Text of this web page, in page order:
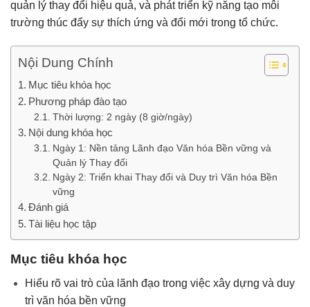
quản lý thay đổi hiệu quả, và phát triển kỹ năng tạo môi
trường thúc đẩy sự thích ứng và đổi mới trong tổ chức.
Nội Dung Chính
Mục tiêu khóa học
Phương pháp đào tạo
Thời lượng: 2 ngày (8 giờ/ngày)
Nội dung khóa học
Ngày 1: Nền tảng Lãnh đạo Văn hóa Bền vững và
Quản lý Thay đổi
Ngày 2: Triển khai Thay đổi và Duy trì Văn hóa Bền
vững
Đánh giá
Tài liệu học tập
Mục tiêu khóa học
Hiểu rõ vai trò của lãnh đạo trong việc xây dựng và duy
trì văn hóa bền vững